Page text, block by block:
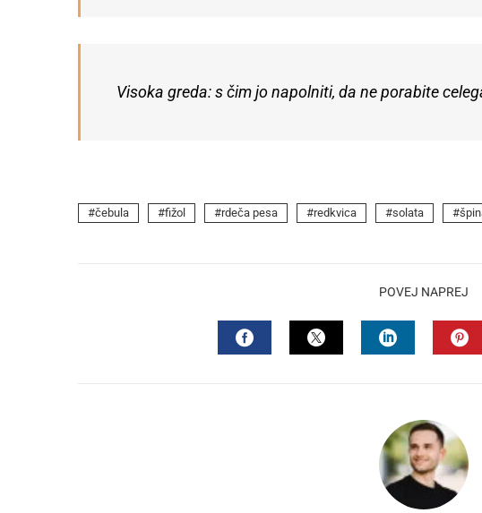
Visoka greda: s čim jo napolniti, da ne porabite
čebula fižol rdeča pesa redkvica solata
POVEJ NAPREJ